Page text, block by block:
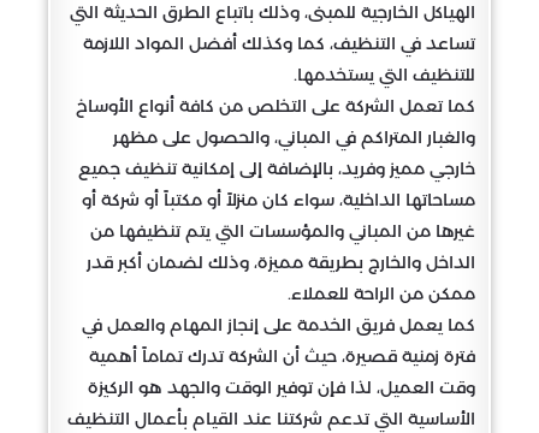
الهياكل الخارجية للمبنى، وذلك باتباع الطرق الحديثة التي
تساعد في التنظيف، كما وكذلك أفضل المواد اللازمة
للتنظيف التي يستخدمها.
كما تعمل الشركة على التخلص من كافة أنواع الأوساخ
والغبار المتراكم في المباني، والحصول على مظهر
خارجي مميز وفريد، بالإضافة إلى إمكانية تنظيف جميع
مساحاتها الداخلية، سواء كان منزلاً أو مكتباً أو شركة أو
غيرها من المباني والمؤسسات التي يتم تنظيفها من
الداخل والخارج بطريقة مميزة، وذلك لضمان أكبر قدر
ممكن من الراحة للعملاء.
كما يعمل فريق الخدمة على إنجاز المهام والعمل في
فترة زمنية قصيرة، حيث أن الشركة تدرك تماماً أهمية
وقت العميل، لذا فإن توفير الوقت والجهد هو الركيزة
الأساسية التي تدعم شركتنا عند القيام بأعمال التنظيف